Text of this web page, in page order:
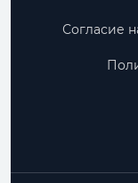
Согласие